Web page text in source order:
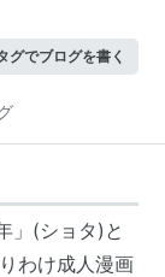
グでブログを書く
」(ショタ)と
わけ成人漫画